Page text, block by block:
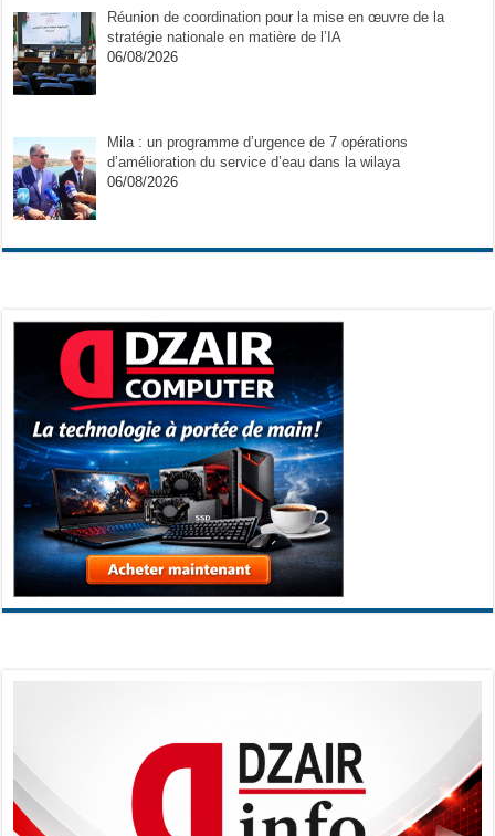
Réunion de coordination pour la mise en œuvre de la
stratégie nationale en matière de l’IA
06/08/2026
Mila : un programme d’urgence de 7 opérations
d’amélioration du service d’eau dans la wilaya
06/08/2026